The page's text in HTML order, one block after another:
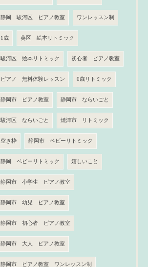
静岡 駿河区 ピアノ教室 ワンレッスン制
1歳 葵区 絵本リトミック
駿河区 絵本リトミック 初心者 ピアノ教室
ピアノ 無料体験レッスン 0歳リトミック
静岡市 ピアノ教室 静岡市 ならいごと
駿河区 ならいごと 焼津市 リトミック
空き枠 静岡市 ベビーリトミック
静岡 ベビーリトミック 嬉しいこと
静岡市 小学生 ピアノ教室
静岡市 幼児 ピアノ教室
静岡市 初心者 ピアノ教室
静岡市 大人 ピアノ教室
静岡市 ピアノ教室 ワンレッスン制